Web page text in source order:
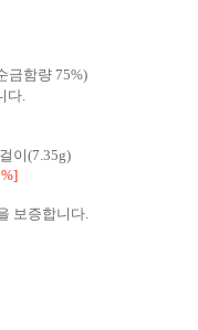
금함량 75%)
다.
이(7.35g)
보증합니다.